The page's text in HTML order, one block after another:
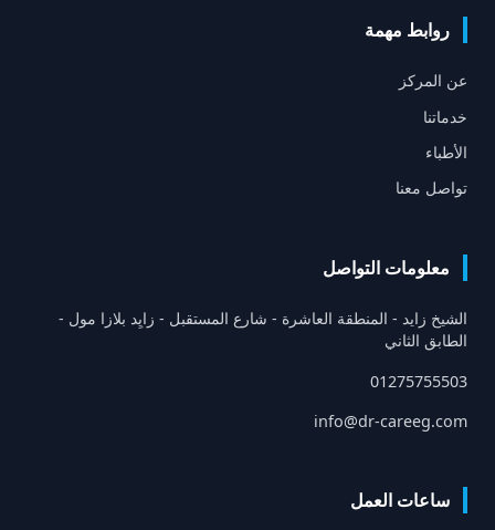
روابط مهمة
عن المركز
خدماتنا
الأطباء
تواصل معنا
معلومات التواصل
الشيخ زايد - المنطقة العاشرة - شارع المستقبل - زايِد بلازا مول -
الطابق الثاني
01275755503
info@dr-careeg.com
ساعات العمل